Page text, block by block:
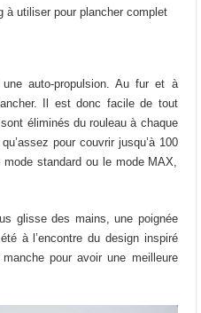
à utiliser pour plancher complet
une auto-propulsion. Au fur et à
Il est donc facile de tout
éliminés du rouleau à chaque
pour couvrir jusqu’à 100
standard ou le mode MAX,
glisse des mains, une poignée
à l’encontre du design inspiré
pour avoir une meilleure